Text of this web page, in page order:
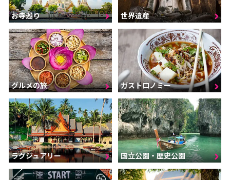
お寺巡り 世界遺産
グルメの旅 ガストロノミー
ラグジュアリー 国立公園・歴史公園